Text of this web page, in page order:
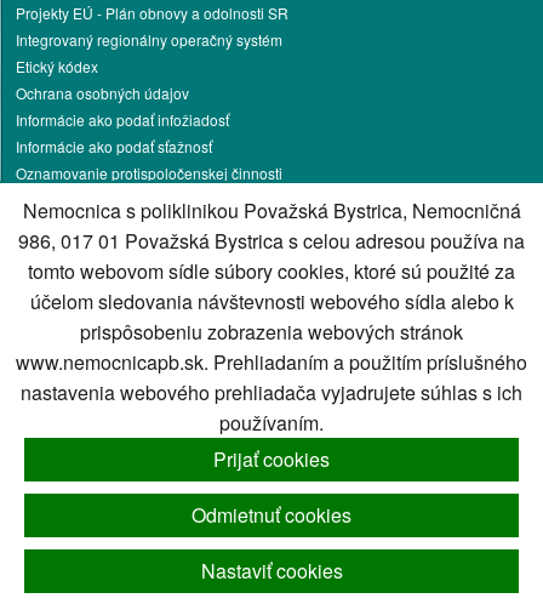
Projekty EÚ - Plán obnovy a odolnosti SR
Integrovaný regionálny operačný systém
Etický kódex
Ochrana osobných údajov
Informácie ako podať infožiadosť
Informácie ako podať sťažnosť
Oznamovanie protispoločenskej činnosti
Pracovné príležitosti
Podnikateľská činnosť
Darcovstvo krvi
Parkovanie
Energetika
Správca obsahu
Technický prevádzkovateľ
Cookies - viac informácií
GenerujeCMS BUXUS
Nemocnica s poliklinikou Považská Bystrica, Nemocničná
986, 017 01 Považská Bystrica s celou adresou používa na
tomto webovom sídle súbory cookies, ktoré sú použité za
účelom sledovania návštevnosti webového sídla alebo k
prispôsobeniu zobrazenia webových stránok
www.nemocnicapb.sk. Prehliadaním a použitím príslušného
nastavenia webového prehliadača vyjadrujete súhlas s ich
používaním.
Prijať cookies
Odmietnuť cookies
Nastaviť cookies